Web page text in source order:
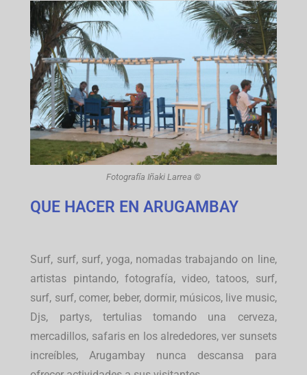
Fotografía Iñaki Larrea ©
QUE HACER EN ARUGAMBAY
Surf, surf, surf, yoga, nomadas trabajando on line,
artistas pintando, fotografía, video, tatoos, surf,
surf, surf, comer, beber, dormir, músicos, live music,
Djs, partys, tertulias tomando una cerveza,
mercadillos, safaris en los alrededores, ver sunsets
increíbles, Arugambay nunca descansa para